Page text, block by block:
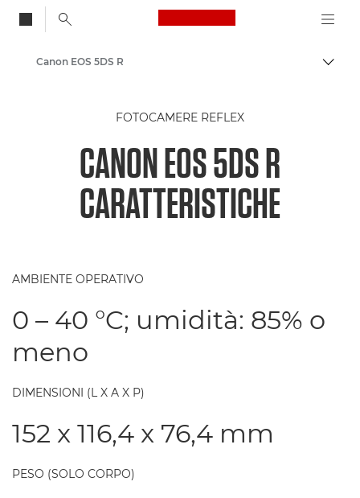
Canon Logo, back
Canon EOS 5DS R
FOTOCAMERE REFLEX
CANON EOS 5DS R
CARATTERISTICHE
AMBIENTE OPERATIVO
0 – 40 °C; umidità: 85% o
meno
DIMENSIONI (L X A X P)
152 x 116,4 x 76,4 mm
PESO (SOLO CORPO)